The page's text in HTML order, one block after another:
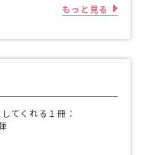
もっと見る
てくれる１冊：